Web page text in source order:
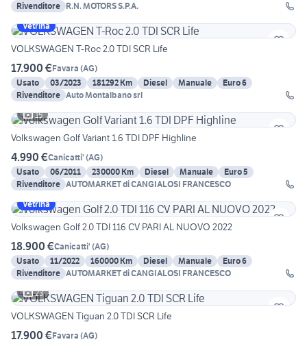
Rivenditore R.N. MOTORS S.P.A.
Vetrina
VOLKSWAGEN T-Roc 2.0 TDI SCR Life
17.900 €Favara (AG)
Usato
03/2023 181292 Km Diesel Manuale
Euro 6
Rivenditore Auto Montalbano srl
15
Volkswagen Golf Variant 1.6 TDI DPF Highline
4.990 €Canicatti' (AG)
Usato
06/2011 230000 Km Diesel Manuale
Euro 5
Rivenditore AUTOMARKET di CANGIALOSI FRANCESCO
Vetrina
Volkswagen Golf 2.0 TDI 116 CV PARI AL NUOVO 2022
18.900 €Canicatti' (AG)
Usato
11/2022 160000 Km Diesel Manuale
Euro 6
Rivenditore AUTOMARKET di CANGIALOSI FRANCESCO
23
VOLKSWAGEN Tiguan 2.0 TDI SCR Life
17.900 €Favara (AG)